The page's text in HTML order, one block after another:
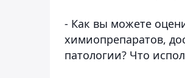
- Как вы можете
химиопрепаратов,
патологии? Что